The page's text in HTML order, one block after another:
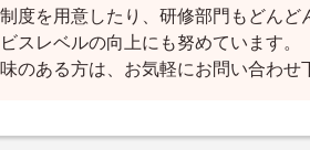
度を用意したり、研修部門もどんど
スレベルの向上にも努めています。
のある方は、お気軽にお問い合わせ